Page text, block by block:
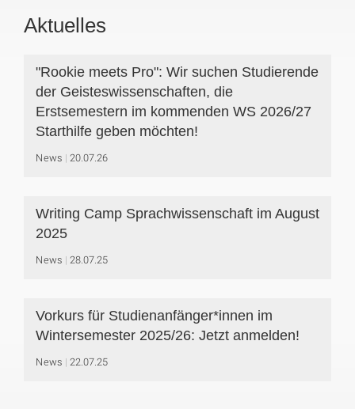
Aktuelles
"Rookie meets Pro": Wir suchen Studierende
der Geisteswissenschaften, die
Erstsemestern im kommenden WS 2026/27
Starthilfe geben möchten!
News 20.07.26
Writing Camp Sprachwissenschaft im August
2025
News 28.07.25
Vorkurs für Studienanfänger*innen im
Wintersemester 2025/26: Jetzt anmelden!
News 22.07.25